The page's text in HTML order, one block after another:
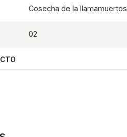
Cosecha de la llamamuertos
02